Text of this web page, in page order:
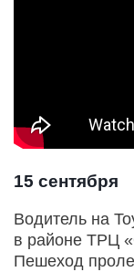
15 сентября
Водитель на
в районе ТРЦ
Пешеход